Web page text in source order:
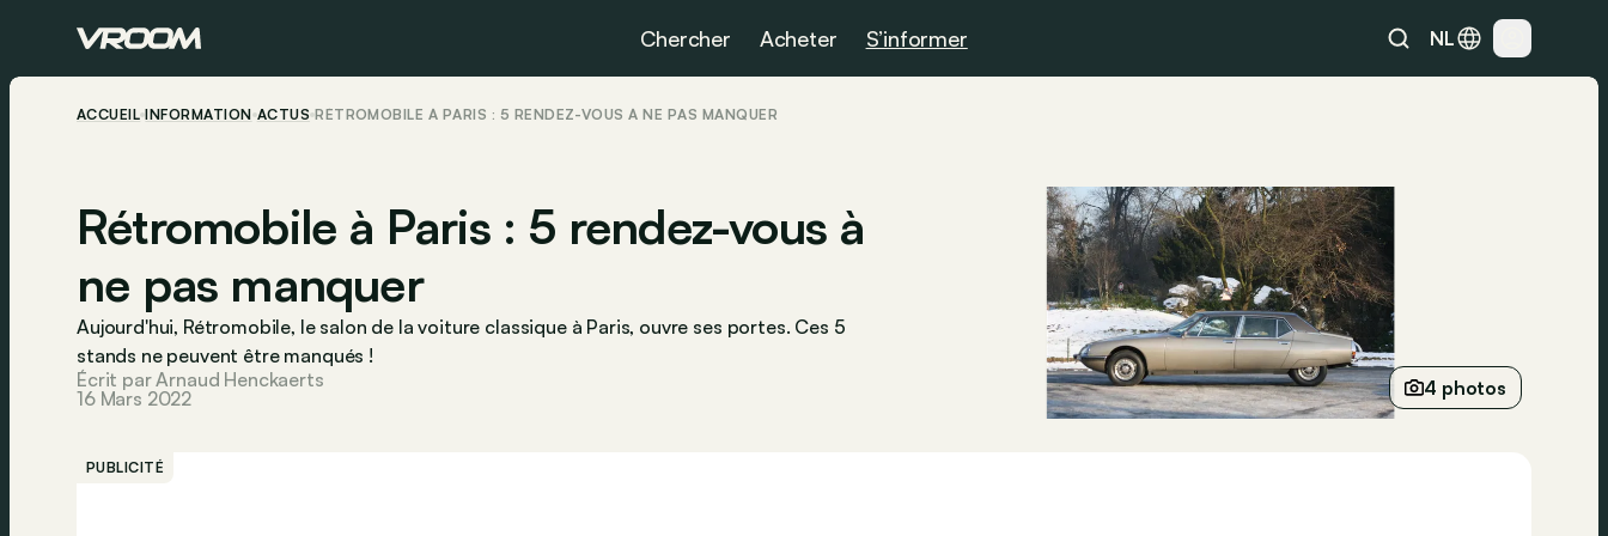
Chercher Acheter S’informer NL
ACCUEIL INFORMATION ACTUS RÉTROMOBILE À PARIS : 5 RENDEZ-VOUS À NE PAS MANQUER
Rétromobile à Paris : 5 rendez-vous à
ne pas manquer
Aujourd'hui, Rétromobile, le salon de la voiture classique à Paris, ouvre ses portes. Ces 5
stands ne peuvent être manqués !
Écrit par Arnaud Henckaerts
16 Mars 2022
4 photos
PUBLICITÉ